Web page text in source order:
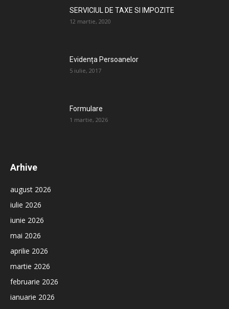
SERVICIUL DE TAXE SI IMPOZITE
12 martie, 2020
Evidența Persoanelor
5 iulie, 2017
Formulare
1 martie, 2026
Arhive
august 2026
iulie 2026
iunie 2026
mai 2026
aprilie 2026
martie 2026
februarie 2026
ianuarie 2026